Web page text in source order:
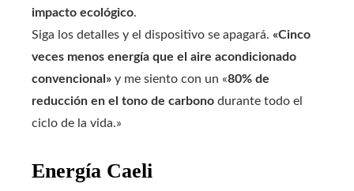
impacto ecológico.
Siga los detalles y el dispositivo se apagará. «Cinco
veces menos energía que el aire acondicionado
convencional» y me siento con un «80% de
reducción en el tono de carbono durante todo el
ciclo de la vida.»
Energía Caeli